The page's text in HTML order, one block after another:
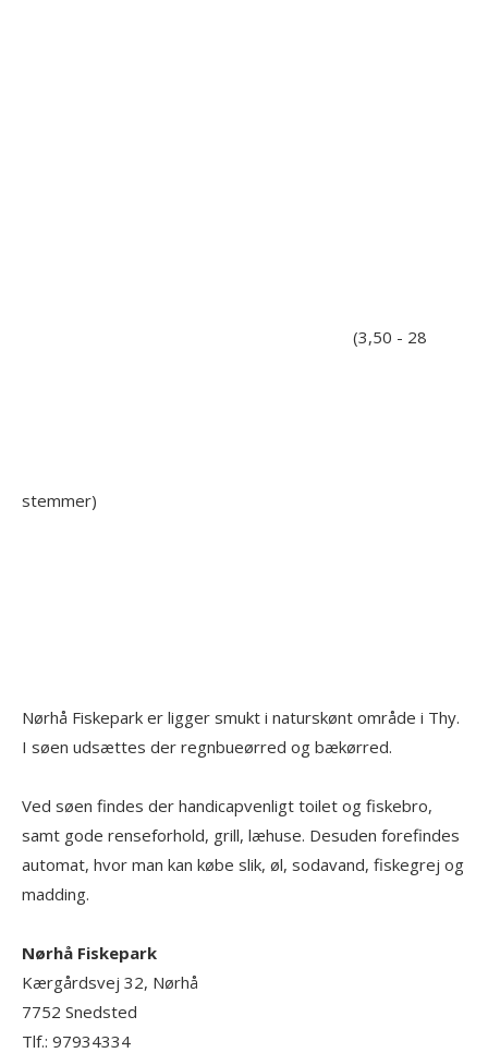
(3,50 - 28
stemmer)
Nørhå Fiskepark er ligger smukt i naturskønt område i Thy.
I søen udsættes der regnbueørred og bækørred.
Ved søen findes der handicapvenligt toilet og fiskebro,
samt gode renseforhold, grill, læhuse. Desuden forefindes
automat, hvor man kan købe slik, øl, sodavand, fiskegrej og
madding.
Nørhå Fiskepark
Kærgårdsvej 32, Nørhå
7752 Snedsted
Tlf.: 97934334